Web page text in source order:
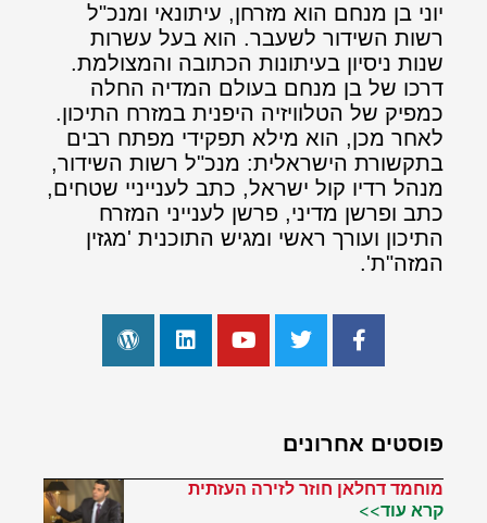
יוני בן מנחם הוא מזרחן, עיתונאי ומנכ"ל
רשות השידור לשעבר. הוא בעל עשרות
שנות ניסיון בעיתונות הכתובה והמצולמת.
דרכו של בן מנחם בעולם המדיה החלה
כמפיק של הטלוויזיה היפנית במזרח התיכון.
לאחר מכן, הוא מילא תפקידי מפתח רבים
בתקשורת הישראלית: מנכ"ל רשות השידור,
מנהל רדיו קול ישראל, כתב לענייניי שטחים,
כתב ופרשן מדיני, פרשן לענייני המזרח
התיכון ועורך ראשי ומגיש התוכנית 'מגזין
המזה"ת'.
פוסטים אחרונים
מוחמד דחלאן חוזר לזירה העזתית
קרא עוד>>